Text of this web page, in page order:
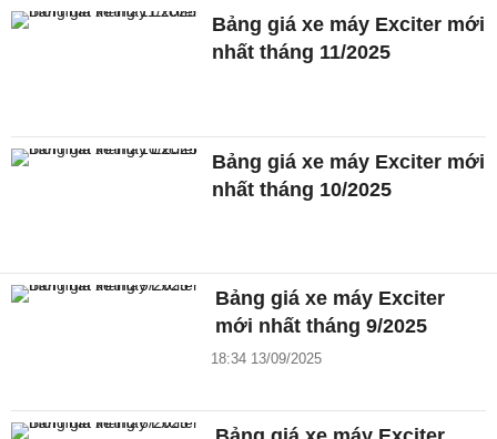
Bảng giá xe máy Exciter mới
nhất tháng 11/2025
Bảng giá xe máy Exciter mới
nhất tháng 10/2025
Bảng giá xe máy Exciter
mới nhất tháng 9/2025
18:34 13/09/2025